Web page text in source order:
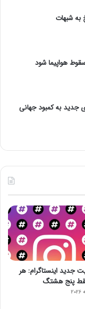
به شبهات
جدید به کمبود جهانی
جدید اینستاگرام: هر
پنج هشتگ